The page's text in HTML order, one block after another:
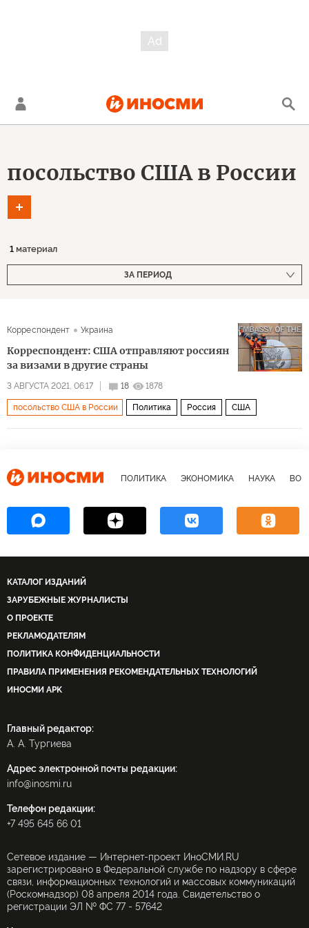
посольство США в России
1 материал
ЗА ПЕРИОД
Корреспондент Украина
Корреспондент: США отправляют россиян
за визами в другие страны
3 АВГУСТА 2021, 06:17 18 1878
посольство США в России Политика Россия США
ПОЛИТИКА ЭКОНОМИКА НАУКА
КАТАЛОГ ИЗДАНИЙ
ЗАРУБЕЖНЫЕ ЖУРНАЛИСТЫ
О ПРОЕКТЕ
РЕКЛАМОДАТЕЛЯМ
ПОЛИТИКА КОНФИДЕНЦИАЛЬНОСТИ
ПРАВИЛА ПРИМЕНЕНИЯ РЕКОМЕНДАТЕЛЬНЫХ ТЕХНОЛОГИЙ
ИНОСМИ APK
Главный редактор:
А. А. Тургиева
Адрес электронной почты редакции:
info@inosmi.ru
Телефон редакции:
+7 495 645 66 01
Сетевое издание — Интернет-проект ИноСМИ.RU
зарегистрировано в Федеральной службе по надзору в сфере
связи, информационных технологий и массовых коммуникаций
(Роскомнадзор) 08 апреля 2014 года. Свидетельство о
регистрации ЭЛ № ФС 77 - 57642